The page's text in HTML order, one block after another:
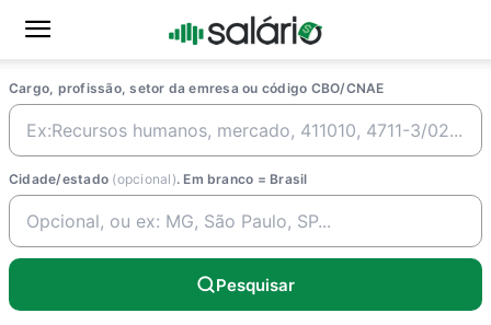
Cargo, profissão, setor da emresa ou código CBO/CNAE
Cidade/estado (opcional). Em branco = Brasil
Pesquisar